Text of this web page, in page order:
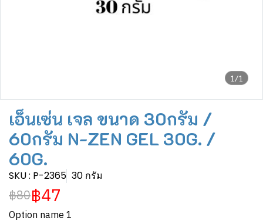
1/1
เอ็นเซ่น เจล ขนาด 30กรัม /
60กรัม N-ZEN GEL 30G. /
60G.
SKU : P-2365 30 กรัม
฿80฿47
Option name 1